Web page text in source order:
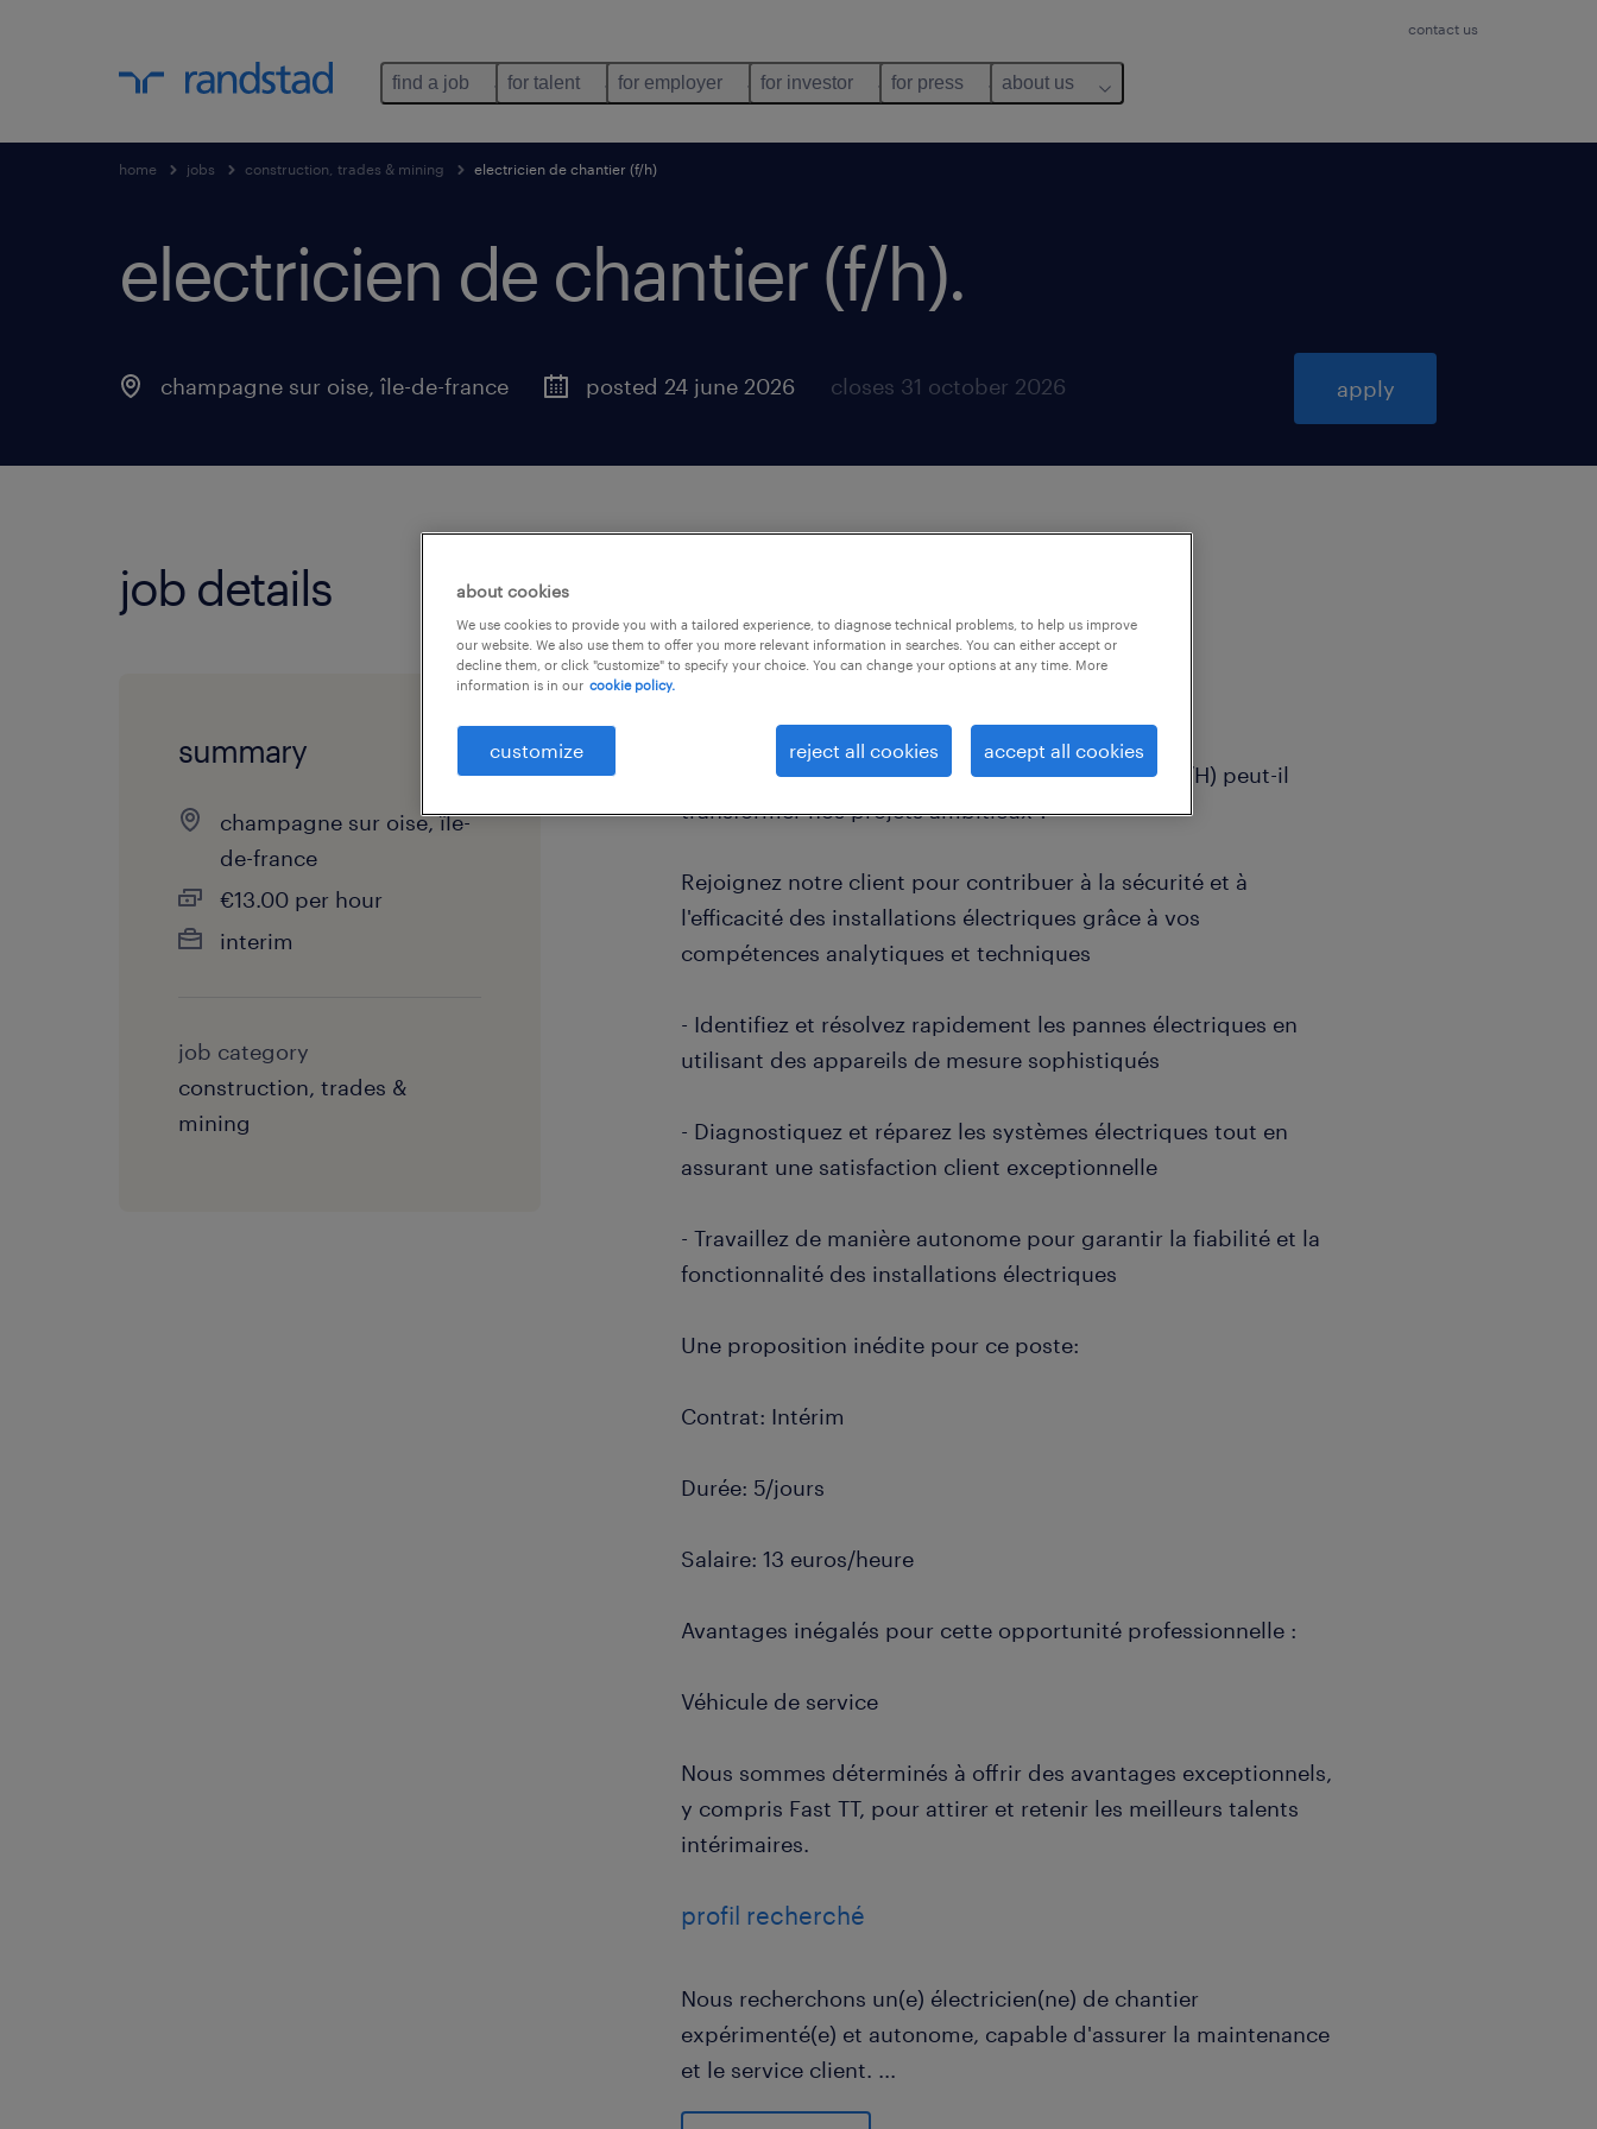
contact us
find a job for talent for employer for investor for press about us
home jobs construction, trades & mining electricien de chantier (f/h)
electricien de chantier (f/h).
champagne sur oise, île-de-france posted 24 june 2026 closes 31 october 2026 apply
job details
summary
champagne sur oise, île-
de-france
€13.00 per hour
interim
job category
construction, trades &
mining
Comment votre talent d'Electricien de chantier (F/H) peut-il
transformer nos projets ambitieux ?
Rejoignez notre client pour contribuer à la sécurité et à
l'efficacité des installations électriques grâce à vos
compétences analytiques et techniques
- Identifiez et résolvez rapidement les pannes électriques en
utilisant des appareils de mesure sophistiqués
- Diagnostiquez et réparez les systèmes électriques tout en
assurant une satisfaction client exceptionnelle
- Travaillez de manière autonome pour garantir la fiabilité et la
fonctionnalité des installations électriques
Une proposition inédite pour ce poste:
Contrat: Intérim
Durée: 5/jours
Salaire: 13 euros/heure
Avantages inégalés pour cette opportunité professionnelle :
Véhicule de service
Nous sommes déterminés à offrir des avantages exceptionnels,
y compris Fast TT, pour attirer et retenir les meilleurs talents
intérimaires.
profil recherché
Nous recherchons un(e) électricien(ne) de chantier
expérimenté(e) et autonome, capable d'assurer la maintenance
et le service client. ...
- Expertise en recherche de pannes et diagnostic pour des
about cookies
We use cookies to provide you with a tailored experience, to diagnose technical problems, to help us improve
our website. We also use them to offer you more relevant information in searches. You can either accept or
decline them, or click "customize" to specify your choice. You can change your options at any time. More
information is in our cookie policy.
customize reject all cookies accept all cookies